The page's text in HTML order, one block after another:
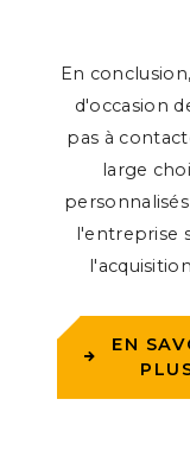
En
d'occasion
pas à
large
l'entreprise
EN